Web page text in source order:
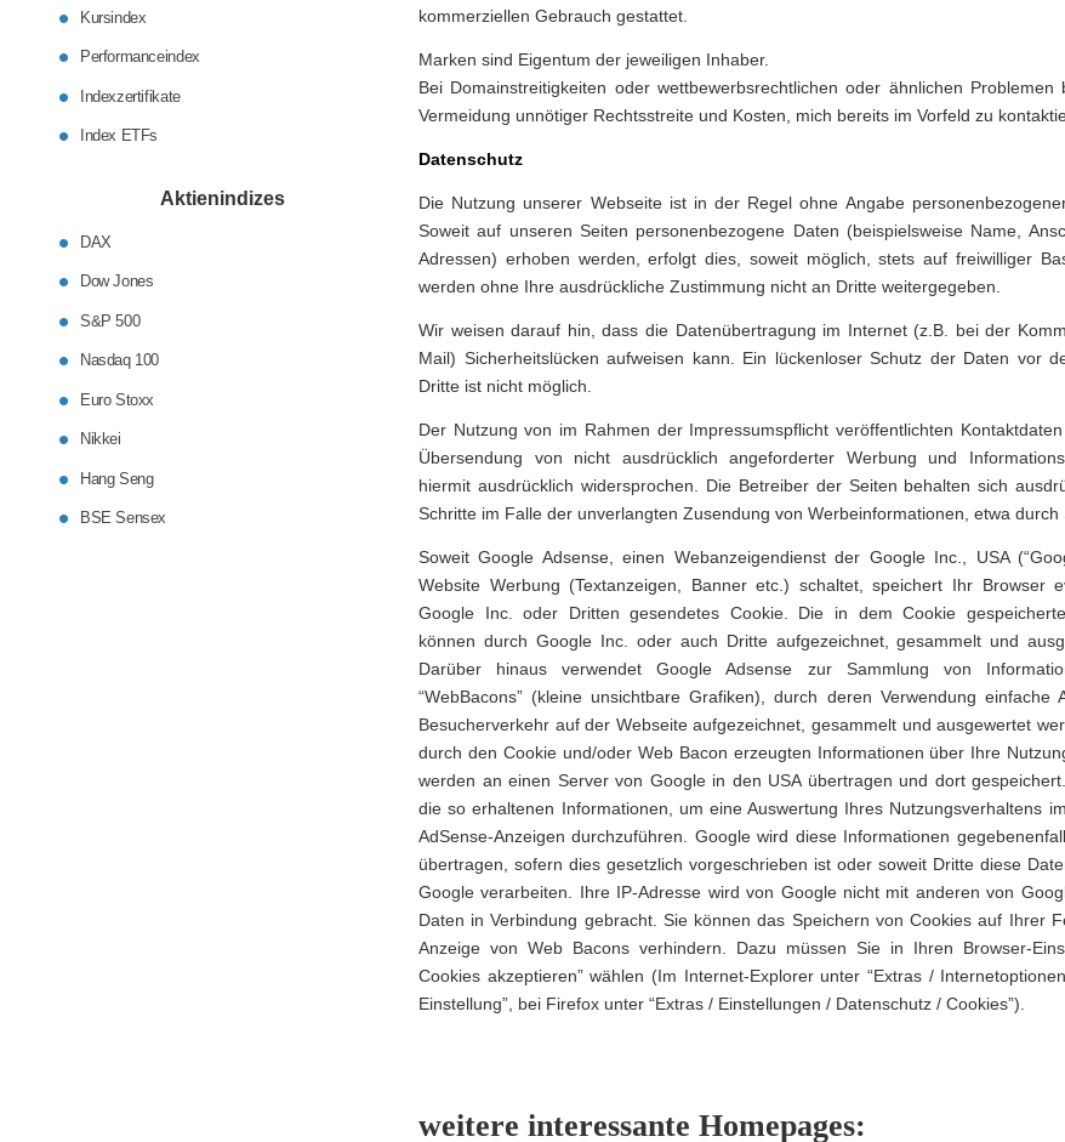
kommerziellen Gebrauch gestattet.
Marken sind Eigentum der jeweiligen Inhaber.
Bei Domainstreitigkeiten oder wettbewerbsrechtlichen oder ähnlichen
Vermeidung unnötiger Rechtsstreite und Kosten, mich bereits im Vorfeld zu
Datenschutz
Die Nutzung unserer Webseite ist in der Regel ohne Angabe
Soweit auf unseren Seiten personenbezogene Daten (beispielsweise Name,
Adressen) erhoben werden, erfolgt dies, soweit möglich, stets auf freiwilliger
werden ohne Ihre ausdrückliche Zustimmung nicht an Dritte weitergegeben.
Wir weisen darauf hin, dass die Datenübertragung im Internet (z.B. bei der
Mail) Sicherheitslücken aufweisen kann. Ein lückenloser Schutz der Daten vor
Dritte ist nicht möglich.
Der Nutzung von im Rahmen der Impressumspflicht veröffentlichten
Übersendung von nicht ausdrücklich angeforderter Werbung und
hiermit ausdrücklich widersprochen. Die Betreiber der Seiten behalten sich
Schritte im Falle der unverlangten Zusendung von Werbeinformationen, etwa durch
Soweit Google Adsense, einen Webanzeigendienst der Google Inc., USA
Website Werbung (Textanzeigen, Banner etc.) schaltet, speichert Ihr Browser
Google Inc. oder Dritten gesendetes Cookie. Die in dem Cookie
können durch Google Inc. oder auch Dritte aufgezeichnet, gesammelt und
Darüber hinaus verwendet Google Adsense zur Sammlung von
“WebBacons” (kleine unsichtbare Grafiken), durch deren Verwendung einfache
Besucherverkehr auf der Webseite aufgezeichnet, gesammelt und ausgewertet
durch den Cookie und/oder Web Bacon erzeugten Informationen über Ihre
werden an einen Server von Google in den USA übertragen und dort
die so erhaltenen Informationen, um eine Auswertung Ihres Nutzungsverhaltens
AdSense-Anzeigen durchzuführen. Google wird diese Informationen
übertragen, sofern dies gesetzlich vorgeschrieben ist oder soweit Dritte diese
Google verarbeiten. Ihre IP-Adresse wird von Google nicht mit anderen von
Daten in Verbindung gebracht. Sie können das Speichern von Cookies auf Ihrer
Anzeige von Web Bacons verhindern. Dazu müssen Sie in Ihren Browser-
Cookies akzeptieren” wählen (Im Internet-Explorer unter “Extras /
Einstellung”, bei Firefox unter “Extras / Einstellungen / Datenschutz / Cookies”).
weitere interessante Homepages:
Kursindex
Performanceindex
Indexzertifikate
Index ETFs
Aktienindizes
DAX
Dow Jones
S&P 500
Nasdaq 100
Euro Stoxx
Nikkei
Hang Seng
BSE Sensex